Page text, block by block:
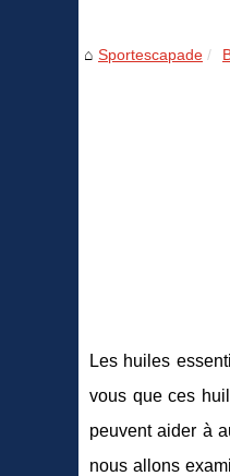
Sportescapade
Les huiles
vous que ces
peuvent aider à
nous allons